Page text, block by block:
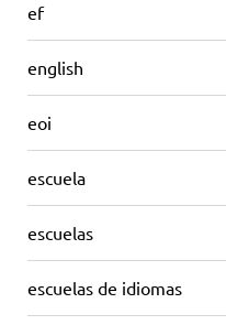
ef
english
eoi
escuela
escuelas
escuelas de idiomas